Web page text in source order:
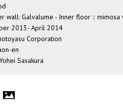
wall: Galvalume - Inner floor：
2013- April 2014
Corporation
en
Sasakura